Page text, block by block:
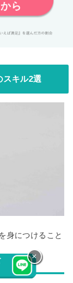
ら
スキル2選
身につけること
×